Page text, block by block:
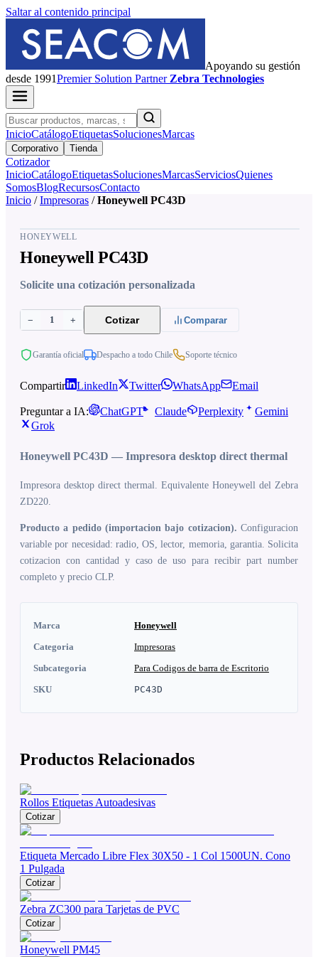
Saltar al contenido principal
Apoyando su gestión
desde 1991PremierSolution Partner Zebra Technologies
InicioCatálogoEtiquetasSolucionesMarcas
Corporativo Tienda
Cotizador
InicioCatálogoEtiquetasSolucionesMarcasServiciosQuienes
SomosBlogRecursosContacto
Inicio / Impresoras / Honeywell PC43D
HONEYWELL
Honeywell PC43D
Solicite una cotización personalizada
− 1 + Cotizar Comparar
Garantía oficial Despacho a todo Chile Soporte técnico
Compartir LinkedIn Twitter WhatsApp Email
Preguntar a IA: ChatGPT Claude Perplexity
Gemini
Grok
Honeywell PC43D — Impresora desktop direct thermal
Impresora desktop direct thermal. Equivalente Honeywell del Zebra
ZD220.
Producto a pedido (importacion bajo cotizacion). Configuracion
variable por necesidad: radio, OS, lector, memoria, garantia. Solicita
cotizacion con cantidad y caso de uso para recibir part number
completo y precio CLP.
Marca
Honeywell
Categoria
Impresoras
Subcategoria
Para Codigos de barra de Escritorio
SKU
PC43D
Productos Relacionados
Rollos Etiquetas Autoadesivas
Cotizar
Etiqueta Mercado Libre Flex 30X50 - 1 Col 1500UN. Cono
1 Pulgada
Cotizar
Zebra ZC300 para Tarjetas de PVC
Cotizar
Honeywell PM45